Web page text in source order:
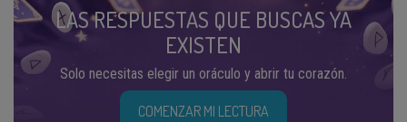
LAS RESPUESTAS QUE BUSCAS YA
EXISTEN
Solo necesitas elegir un oráculo y abrir tu corazón.
COMENZAR MI LECTURA